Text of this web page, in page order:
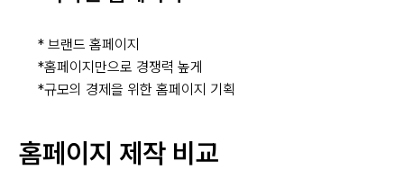
* 브랜드 홈페이지
*홈페이지만으로 경쟁력 높게
*규모의 경제을 위한 홈페이지 기획
홈페이지 제작 비교